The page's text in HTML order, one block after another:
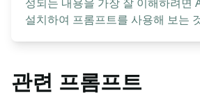
성되는 내용을 가장 잘 이해하려면
설치하여 프롬프트를 사용해 보는
관련 프롬프트